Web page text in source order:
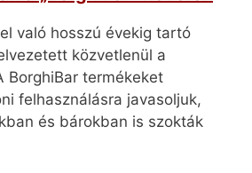
való hosszú évekig tartó
közvetlenül a
BorghiBar termékeket
felhasználásra javasoljuk,
és bárokban is szokták